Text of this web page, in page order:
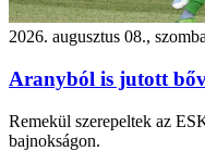
2026. augusztus 08.,
Aranyból is jutott
Remekül szerepeltek az
bajnokságon.